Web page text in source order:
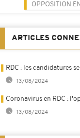
OPPOSITION
ARTICLES
RDC : les candidatures
13/08/2024
Coronavirus en RDC :
13/08/2024